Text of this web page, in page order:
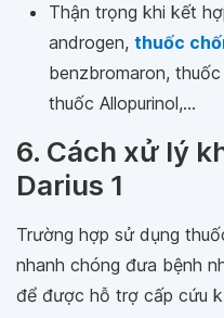
Thận trọng khi kết
androgen, thuốc
benzbromaron,
thuốc Allopurinol,...
6. Cách xử lý
Darius 1
Trường hợp sử dụng
nhanh chóng đưa bệnh
để được hỗ trợ cấp cứu